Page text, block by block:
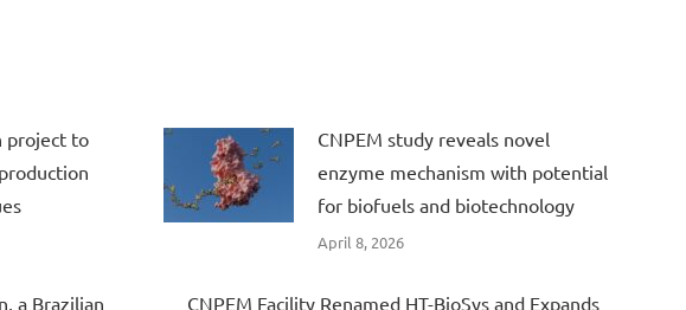
project to
CNPEM study reveals novel
enzyme mechanism with potential
for biofuels and biotechnology
April 8, 2026
a Brazilian
CNPEM Facility Renamed HT-BioSys and Expands